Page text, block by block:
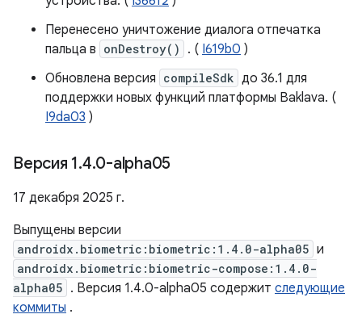
Перенесено уничтожение диалога отпечатка
пальца в onDestroy() . ( I619b0 )
Обновлена ​​версия compileSdk до 36.1 для
поддержки новых функций платформы Baklava. (
I9da03 )
Версия 1.4.0-alpha05
17 декабря 2025 г.
Выпущены версии
androidx.biometric:biometric:1.4.0-alpha05 и
androidx.biometric:biometric-compose:1.4.0-
alpha05 . Версия 1.4.0-alpha05 содержит следующие
коммиты .